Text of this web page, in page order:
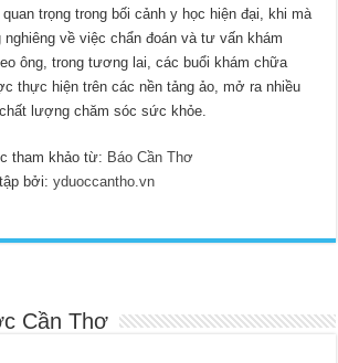
trọng trong bối cảnh y học hiện đại, khi mà
về việc chẩn đoán và tư vấn khám
ông, trong tương lai, các buổi khám chữa
thực hiện trên các nền tảng ảo, mở ra nhiều
lượng chăm sóc sức khỏe.
tham khảo từ: Báo Cần Thơ
tập bởi:yduoccantho.vn
Cần Thơ